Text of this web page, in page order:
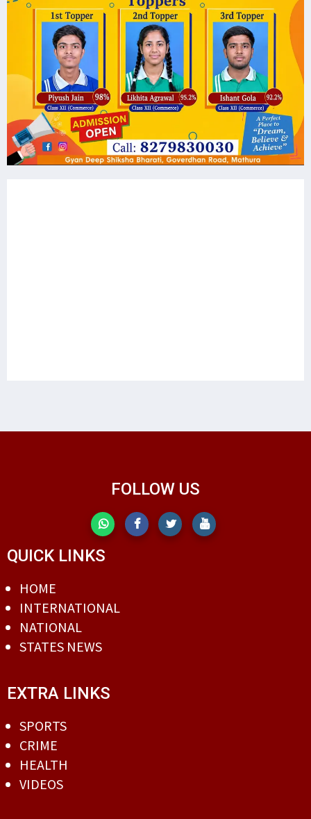
FOLLOW US
QUICK LINKS
HOME
INTERNATIONAL
NATIONAL
STATES NEWS
EXTRA LINKS
SPORTS
CRIME
HEALTH
VIDEOS